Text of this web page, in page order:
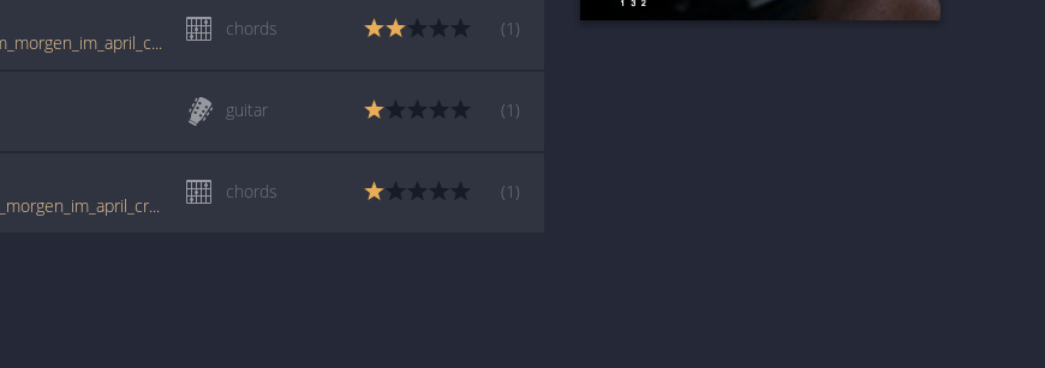
tabs.ultimate-guitar.com/r/rosenstolz/an_einem_morgen_im_april_crd.htm
chords (1)
guitar (1)
www.guitartabs.cc/tabs/r/rosenstolz/an_einem_morgen_im_april_crd.html
chords (1)